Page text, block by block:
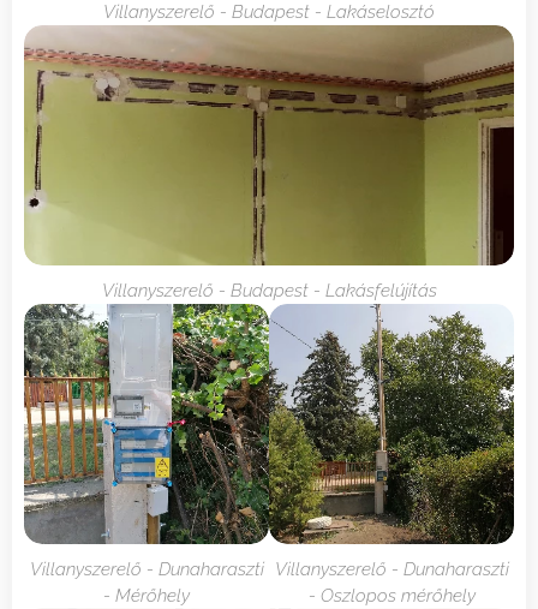
Villanyszerelő - Budapest - Lakáselosztó
Villanyszerelő - Budapest - Lakásfelújítás
Villanyszerelő - Dunaharaszti
- Mérőhely
Villanyszerelő - Dunaharaszti
- Oszlopos mérőhely